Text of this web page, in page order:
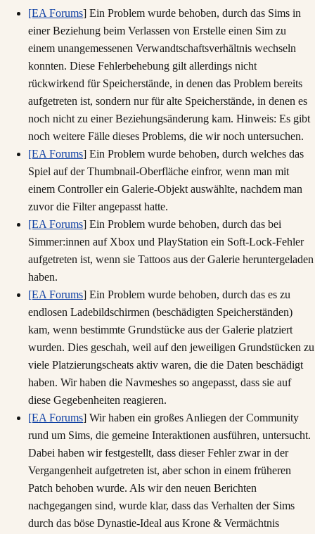
[EA Forums] Ein Problem wurde behoben, durch das Sims in
einer Beziehung beim Verlassen von Erstelle einen Sim zu
einem unangemessenen Verwandtschaftsverhältnis wechseln
konnten. Diese Fehlerbehebung gilt allerdings nicht
rückwirkend für Speicherstände, in denen das Problem bereits
aufgetreten ist, sondern nur für alte Speicherstände, in denen es
noch nicht zu einer Beziehungsänderung kam. Hinweis: Es gibt
noch weitere Fälle dieses Problems, die wir noch untersuchen.
[EA Forums] Ein Problem wurde behoben, durch welches das
Spiel auf der Thumbnail-Oberfläche einfror, wenn man mit
einem Controller ein Galerie-Objekt auswählte, nachdem man
zuvor die Filter angepasst hatte.
[EA Forums] Ein Problem wurde behoben, durch das bei
Simmer:innen auf Xbox und PlayStation ein Soft-Lock-Fehler
aufgetreten ist, wenn sie Tattoos aus der Galerie heruntergeladen
haben.
[EA Forums] Ein Problem wurde behoben, durch das es zu
endlosen Ladebildschirmen (beschädigten Speicherständen)
kam, wenn bestimmte Grundstücke aus der Galerie platziert
wurden. Dies geschah, weil auf den jeweiligen Grundstücken zu
viele Platzierungscheats aktiv waren, die die Daten beschädigt
haben. Wir haben die Navmeshes so angepasst, dass sie auf
diese Gegebenheiten reagieren.
[EA Forums] Wir haben ein großes Anliegen der Community
rund um Sims, die gemeine Interaktionen ausführen, untersucht.
Dabei haben wir festgestellt, dass dieser Fehler zwar in der
Vergangenheit aufgetreten ist, aber schon in einem früheren
Patch behoben wurde. Als wir den neuen Berichten
nachgegangen sind, wurde klar, dass das Verhalten der Sims
durch das böse Dynastie-Ideal aus Krone & Vermächtnis